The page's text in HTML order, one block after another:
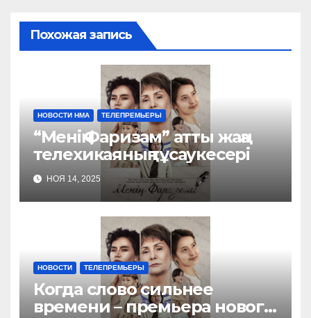
Похожая запись
НОВОСТИ НМА ТЕЛЕПРЕМЬЕРЫ
“Менің Фаризам” атты жаңа
телехикаяның тұсаукесері
НОЯ 14, 2025
НОВОСТИ ТЕЛЕПРЕМЬЕРЫ
Когда слово сильнее
времени – премьера нового